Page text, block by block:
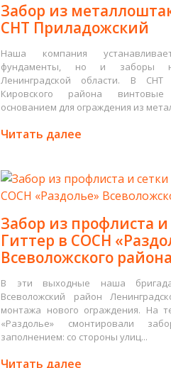
Забор из
СНТ Приладожский
Наша компания
фундаменты, но и заборы
Ленинградской области. В СНТ
Кировского района
основанием для ограждения из
Читать далее
Забор из профлиста и
Гиттер в СОСН
Всеволожского района
В эти выходные наша
Всеволожский район
монтажа нового ограждения. На
«Раздолье» смонтировали
заполнением: со стороны улиц...
Читать далее